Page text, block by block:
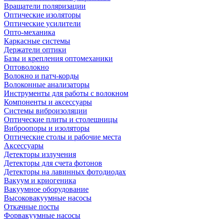
Вращатели поляризации
Оптические изоляторы
Оптические усилители
Опто-механика
Каркасные системы
Держатели оптики
Базы и крепления оптомеханики
Оптоволокно
Волокно и патч-корды
Волоконные анализаторы
Инструменты для работы с волокном
Компоненты и аксессуары
Системы виброизоляции
Оптические плиты и столешницы
Виброопоры и изоляторы
Оптические столы и рабочие места
Аксессуары
Детекторы излучения
Детекторы для счета фотонов
Детекторы на лавинных фотодиодах
Вакуум и криогеника
Вакуумное оборудование
Высоковакуумные насосы
Откачные посты
Форвакуумные насосы